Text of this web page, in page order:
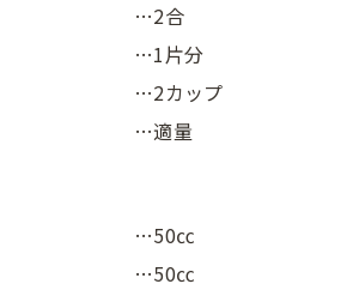
…2合
…1片分
…2カップ
…適量
…50㏄
…50㏄